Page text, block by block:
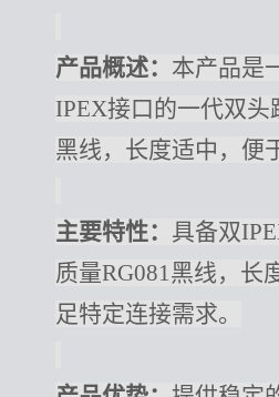
产品概述： 本产品是
IPEX接口的一代双头
黑线，长度适中，便
主要特性： 具备双
质量RG081黑线，长
足特定连接需求。